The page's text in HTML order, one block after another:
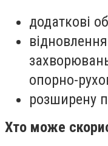
додаткові
опорно-
розширену
Хто може